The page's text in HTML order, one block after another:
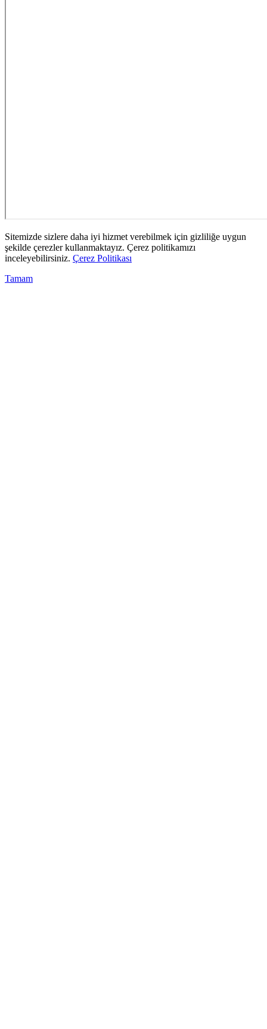
Sitemizde sizlere daha iyi hizmet verebilmek için gizliliğe uygun
şekilde çerezler kullanmaktayız. Çerez politikamızı
inceleyebilirsiniz. Çerez Politikası
Tamam